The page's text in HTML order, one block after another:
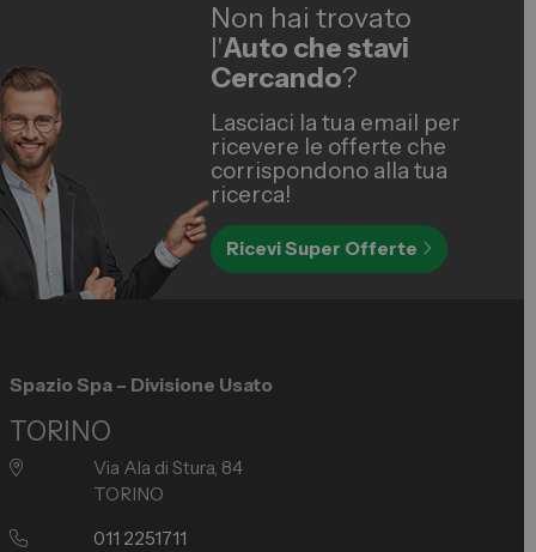
Non hai trovato
l'Auto che stavi
Cercando?
Lasciaci la tua email per
ricevere le offerte che
corrispondono alla tua
ricerca!
Ricevi Super Offerte
Spazio Spa – Divisione Usato
TORINO
Via Ala di Stura, 84
TORINO
011 2251711